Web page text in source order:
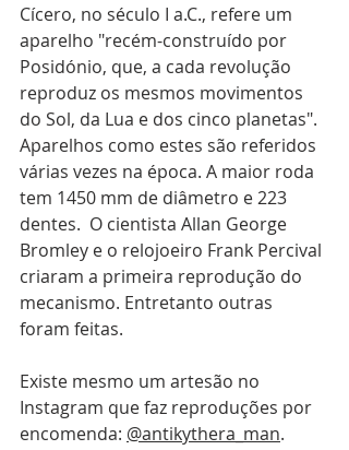
Cícero, no século I a.C., refere um
aparelho "recém-construído por
Posidónio, que, a cada revolução
reproduz os mesmos movimentos
do Sol, da Lua e dos cinco planetas".
Aparelhos como estes são referidos
várias vezes na época. A maior roda
tem 1450 mm de diâmetro e 223
dentes.  O cientista Allan George
Bromley e o relojoeiro Frank Percival
criaram a primeira reprodução do
mecanismo. Entretanto outras
foram feitas.
Existe mesmo um artesão no
Instagram que faz reproduções por
encomenda: @antikythera_man.